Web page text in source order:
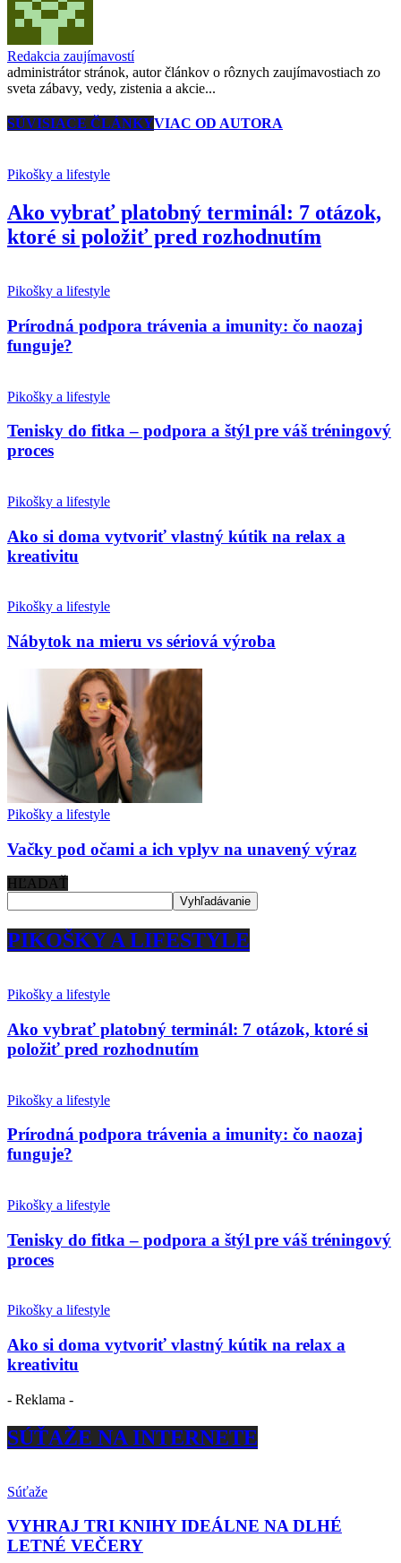
Redakcia zaujímavostí
administrátor stránok, autor článkov o rôznych zaujímavostiach zo
sveta zábavy, vedy, zistenia a akcie...
SÚVISIACE ČLÁNKYVIAC OD AUTORA
Pikošky a lifestyle
Ako vybrať platobný terminál: 7 otázok,
ktoré si položiť pred rozhodnutím
Pikošky a lifestyle
Prírodná podpora trávenia a imunity: čo naozaj
funguje?
Pikošky a lifestyle
Tenisky do fitka – podpora a štýl pre váš tréningový
proces
Pikošky a lifestyle
Ako si doma vytvoriť vlastný kútik na relax a
kreativitu
Pikošky a lifestyle
Nábytok na mieru vs sériová výroba
Pikošky a lifestyle
Vačky pod očami a ich vplyv na unavený výraz
HĽADAŤ
PIKOŠKY A LIFESTYLE
Pikošky a lifestyle
Ako vybrať platobný terminál: 7 otázok, ktoré si
položiť pred rozhodnutím
Pikošky a lifestyle
Prírodná podpora trávenia a imunity: čo naozaj
funguje?
Pikošky a lifestyle
Tenisky do fitka – podpora a štýl pre váš tréningový
proces
Pikošky a lifestyle
Ako si doma vytvoriť vlastný kútik na relax a
kreativitu
- Reklama -
SÚŤAŽE NA INTERNETE
Súťaže
VYHRAJ TRI KNIHY IDEÁLNE NA DLHÉ
LETNÉ VEČERY